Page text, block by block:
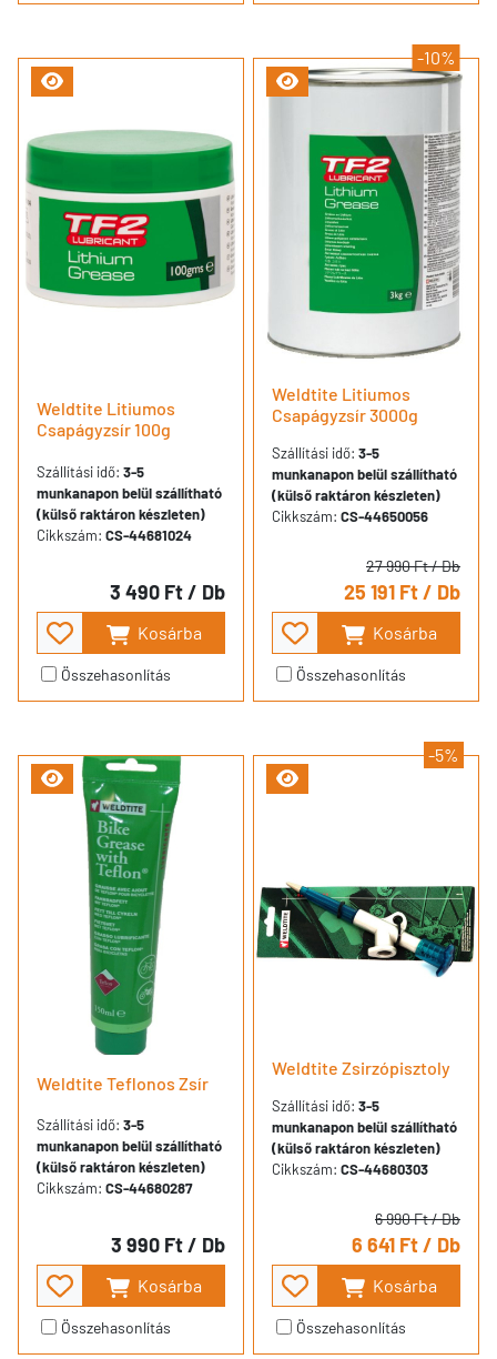
Weldtite Litiumos
Csapágyzsír 100g
Szállítási idő: 3-5
munkanapon belül szállítható
(külső raktáron készleten)
Cikkszám: CS-44681024
3 490 Ft/ Db
Kosárba
Összehasonlítás
-10%
Weldtite Litiumos
Csapágyzsír 3000g
Szállítási idő: 3-5
munkanapon belül szállítható
(külső raktáron készleten)
Cikkszám: CS-44650056
27 990 Ft/ Db
25 191 Ft/ Db
Kosárba
Összehasonlítás
Weldtite Teflonos Zsír
Szállítási idő: 3-5
munkanapon belül szállítható
(külső raktáron készleten)
Cikkszám: CS-44680287
3 990 Ft/ Db
Kosárba
Összehasonlítás
-5%
Weldtite Zsirzópisztoly
Szállítási idő: 3-5
munkanapon belül szállítható
(külső raktáron készleten)
Cikkszám: CS-44680303
6 990 Ft/ Db
6 641 Ft/ Db
Kosárba
Összehasonlítás